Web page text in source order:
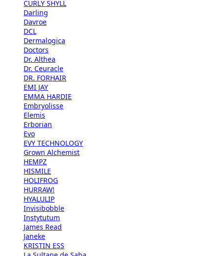
CURLY SHYLL
Darling
Davroe
DCL
Dermalogica
Doctors
Dr. Althea
Dr. Ceuracle
DR. FORHAIR
EMI JAY
EMMA HARDIE
Embryolisse
Elemis
Erborian
Evo
EVY TECHNOLOGY
Grown Alchemist
HEMPZ
HISMILE
HOLIFROG
HURRAW!
HYALULIP
Invisibobble
Instytutum
James Read
Janeke
KRISTIN ESS